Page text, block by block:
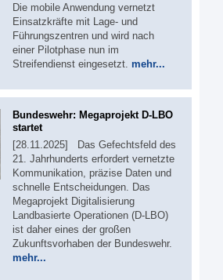
Die mobile Anwendung vernetzt
Einsatzkräfte mit Lage- und
Führungszentren und wird nach
einer Pilotphase nun im
Streifendienst eingesetzt. mehr...
Bundeswehr: Megaprojekt D-LBO
startet
[28.11.2025] Das Gefechtsfeld des
21. Jahrhunderts erfordert vernetzte
Kommunikation, präzise Daten und
schnelle Entscheidungen. Das
Megaprojekt Digitalisierung
Landbasierte Operationen (D-LBO)
ist daher eines der großen
Zukunftsvorhaben der Bundeswehr.
mehr...